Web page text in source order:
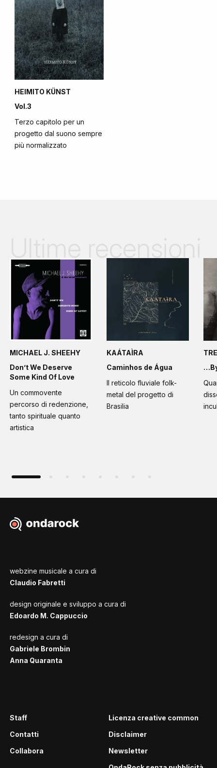
HEIMITO KÜNST
Vol.3
Terzo capitolo per un
progetto dal suono sempre
più normalizzato
MICHAEL J. SHEEHY
Don’t We Deserve
Some Kind Of Love
Un commovente
percorso di redenzione,
tanto spirituale quanto
artistica
KAÁTAÌRA
Caminhos de Água
Il reticolo fluviale folk-
metal del progetto di
Brasilia
webzine musicale a cura di
Claudio Fabretti
design originale e sviluppo a cura di
Edoardo M. Cappuccio
redesign a cura di
Gabriele Brombin
Anna Quaranta
Staff
Contatti
Collabora
Licenza creative common
Disclaimer
Newsletter